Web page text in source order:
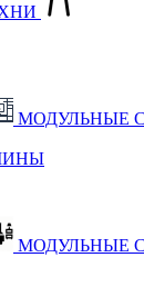
МОДУЛЬНЫЕ
МОДУЛЬНЫЕ